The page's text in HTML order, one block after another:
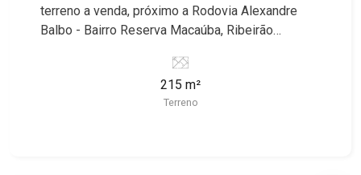
terreno a venda, próximo a Rodovia Alexandre
Balbo - Bairro Reserva Macaúba, Ribeirão
imóvel que a Martinelli Imobiliária selecionou
Martinelli Imobiliária, referência no mercado
215 m²
Terreno